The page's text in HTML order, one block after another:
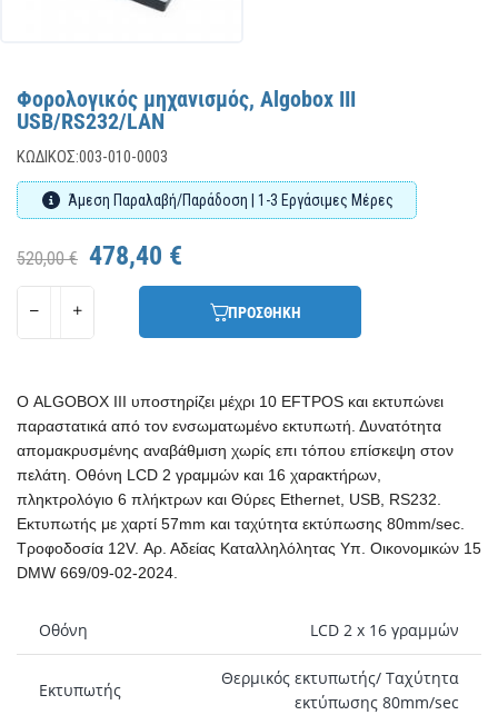
Φορολογικός μηχανισμός, Algobox III
USB/RS232/LAN
ΚΩΔΙΚΌΣ:003-010-0003
Άμεση Παραλαβή/Παράδοση | 1-3 Εργάσιμες Μέρες
520,00 € 478,40 €
ΠΡΟΣΘΗΚΗ
Ο ALGOBOX III υποστηρίζει μέχρι 10 EFTPOS και εκτυπώνει
παραστατικά από τον ενσωματωμένο εκτυπωτή. Δυνατότητα
απομακρυσμένης αναβάθμιση χωρίς επι τόπου επίσκεψη στον
πελάτη. Οθόνη LCD 2 γραμμών και 16 χαρακτήρων,
πληκτρολόγιο 6 πλήκτρων και Θύρες Ethernet, USB, RS232.
Εκτυπωτής με χαρτί 57mm και ταχύτητα εκτύπωσης 80mm/sec.
Τροφοδοσία 12V. Αρ. Αδείας Καταλληλόλητας Υπ. Οικονομικών 15
DMW 669/09-02-2024.
Οθόνη LCD 2 x 16 γραμμών
Εκτυπωτής
Θερμικός εκτυπωτής/ Ταχύτητα
εκτύπωσης 80mm/sec